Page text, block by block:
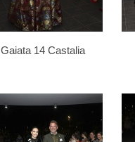
Gaiata 14 Castalia